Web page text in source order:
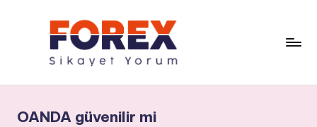
OANDA güvenilir mi